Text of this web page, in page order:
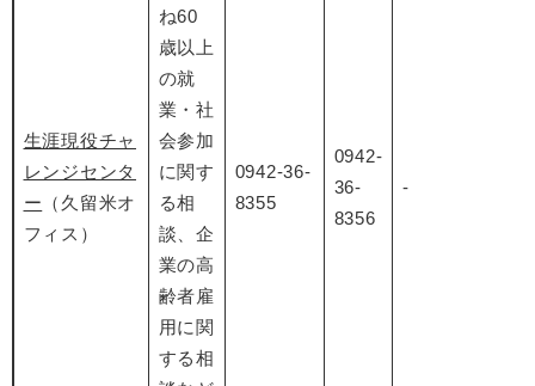
生涯現役チャ
レンジセンタ
ー （久留米オ
フィス）
ね60
歳以上
の就
業・社
会参加
に関す
る相
談、企
業の高
齢者雇
用に関
する相
0942-36-
8355
0942-
36-
8356
-